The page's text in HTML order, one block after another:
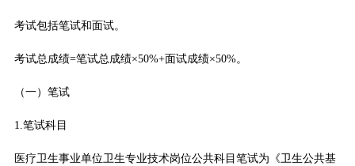
考试包括笔试和面试。
考试总成绩=笔试总成绩×50%+面试成绩×50%。
（一）笔试
1.笔试科目
医疗卫生事业单位卫生专业技术岗位公共科目笔试为《卫生公共基